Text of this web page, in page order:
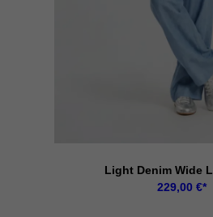
Light Denim Wide
229,00 €